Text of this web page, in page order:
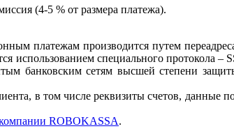
(4-5 % от размера платежа).
платежам производится путем
использованием специального протокола
банковским сетям высшей степени
в том числе реквизиты счетов,
ROBOKASSA.